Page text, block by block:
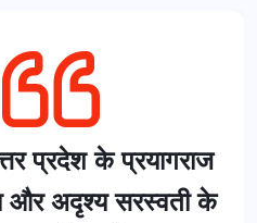
प्रदेश के प्रयागराज
और अदृश्य सरस्वती के